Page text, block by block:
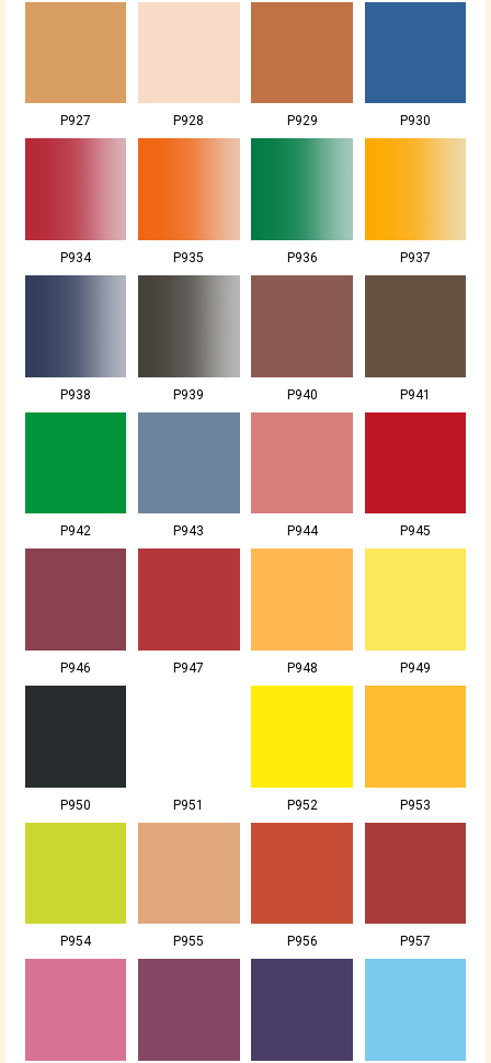
P927 P928 P929 P930
P934 P935 P936 P937
P938 P939 P940 P941
P942 P943 P944 P945
P946 P947 P948 P949
P950 P951 P952 P953
P954 P955 P956 P957